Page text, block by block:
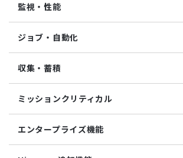
クラウド・VM共通
クラウド管理機能(AWS)
VM管理機能
監視・性能
パケットキャプチャ監視
カスタムトラップ監視
カスタム監視
バイナリファイル監視
収集値統合監視
ログ件数監視
システムログ監視
ジョブ・自動化
ジョブ機能全般について
コマンドジョブ
ファイル転送ジョブ
参照ジョブ
環境構築機能
実行契機
収集・蓄積
転送
ダウンロード
検索
蓄積
ミッションクリティカル
ミッションクリティカル（Linux）
ミッションクリティカル（Windows）
エンタープライズ機能